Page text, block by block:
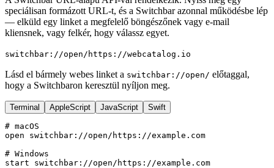
speciálisan formázott URL-t, és a Switchbar azonnal működésbe lép
— elküld egy linket a megfelelő böngészőnek vagy e-mail
kliensnek, vagy felkér, hogy válassz egyet.
switchbar://open/ https://webcatalog.io
Lásd el bármely webes linket a switchbar://open/ előtaggal,
hogy a Switchbaron keresztül nyíljon meg.
Terminal AppleScript JavaScript Swift
# macOS
open switchbar://open/https://example.com
# Windows
start switchbar://open/https://example.com